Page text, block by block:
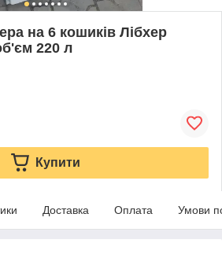
на 6 кошиків Лібхер
220 л
Купити
Доставка Оплата Умови